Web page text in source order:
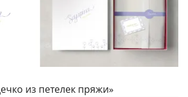
из петелек пряжи»